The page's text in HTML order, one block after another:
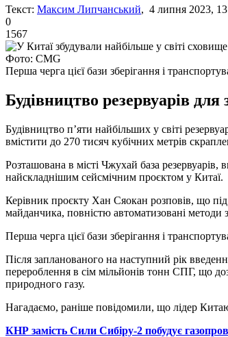
Текст: Максим Липчанський, 4 липня 2023,
0
1567
Фото: CMG
Перша черга цієї бази зберігання і
Будівництво резервуарів
Будівництво п’яти найбільших у світі
вмістити до 270 тисяч кубічних метрів
Розташована в місті Чжухай база
найскладнішим сейсмічним проєктом у Китаї.
Керівник проєкту Хан Сяокан розповів, що під
майданчика, повністю автоматизовані методи
Перша черга цієї бази зберігання і
Після запланованого на наступний рік
перероблення в сім мільйонів тонн СПГ, що
природного газу.
Нагадаємо, раніше повідомили, що лідер
КНР замість Сили Сибіру-2 побудує